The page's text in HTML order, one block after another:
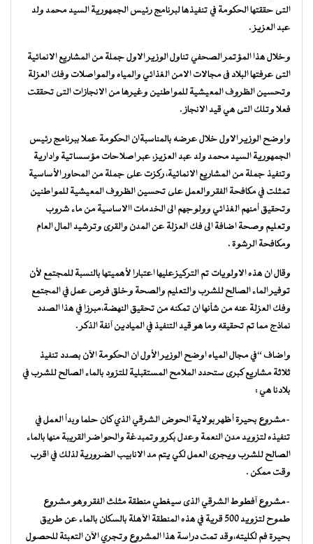
التى حققتها الحكومة في تنفيذها لبرنامج رئيس الجمهورية السيد محمد ولد
عبد العزيز .
وخلال هذا المؤتمر الصحفي تناول الوزير الاول جملة من المشاريع الانمائية
التى عرفتها البلاد فى مجالات الامن الغذائي والمياه والمواصلات وفك العزلة
وتحسين الظروف المعيشية للمواطنين وغيرها من الانجازات التى تحققت
فعلا وتلك التى هي قيد الانجاز .
واوضح الوزير الاول خلال عرضه بالمناسبةان الحكومة عملا ببرنامج رئيس
الجمهورية السيد محمد ولد عبد العزيز، عبر اصلاحات مؤسساتية وادارية
وتنفيذ جملة من المشاريع الانمائية، ركزت على جملة من المحاور الأساسية
تمثلت في مكافحة الفقر والعمل على تحسين الظروف المعيشية للمواطنين
وتحقيق أمنهم الغذائي وولوجهم الى الخدمات االاساسية من ماء شروب
وتعليم وصحة اضافة الى فك العزلة عن المدن والقرى وترشيد المال العام
ومكافحة الرشوة .
وقال ان هذه الاولويات تم التركيزعليها اعتبارا لأهميتها بالنسبة للمجتمع لأن
توفير الماء الصالح للشرب والتعليم والصحة وخلق فرص عمل في المجتمع
وفك العزلة عنه من شأنها ان تمكنه من تحقيق النهضة،مبرزا في هذا الصدد
نماذج مما تم تحقيقه وما هو قيد التنفيذ في الميادين آنفة الذكر .
واضاف “في مجال المياه اوضح الوزير الأول ان الحكومة الآن بصدد تنفيذ
ثلاثة مشاريع كبرى ستحدد الملامح المستقبلية للتزود بالماء الصالح للشرب في
بلادنا هي :
-مشروع بحيرة أظهر بولاية الحوض الشرقي الذي كان حلما وبدأ العمل في
تنفيذه لتزويد مدن النعمة وعدل بكرو وتمبدغة والحواضر القريبة منها بالماء
الصالح للشرب ويجرى العمل لكي يتم مد الانابيب الضرورية لذلك في اقرب
وقت ممكن .
-مشروع آفطوط الشرقي الذى سيغطي منطقة مثلث الفقر وهو مشروع
طموح لتزويد 500 قرية في هذه المنطقة الآهلة بالسكان بالماء عن طريق
بحيرة فم لكليته،وقد تمت دراسة هذا المشروع وتجري الآن التعبئة للحصول